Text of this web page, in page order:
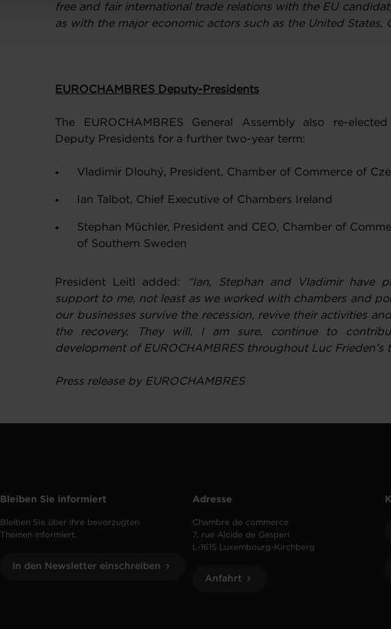
free and fair international trade relations with the EU
as with the major economic actors such as the United States,
EUROCHAMBRES Deputy-Presidents
The EUROCHAMBRES General Assembly also re-
Deputy Presidents for a further two-year term:
Vladimir Dlouhý, President, Chamber of Commerce of
Ian Talbot, Chief Executive of Chambers Ireland
Stephan Müchler, President and CEO, Chamber of
of Southern Sweden
President Leitl added:
“Ian, Stephan and Vladimir have
support to me, not least as we worked with chambers and
our businesses survive the recession, revive their activities
the recovery. They will, I am sure, continue to
development of EUROCHAMBRES throughout Luc Frieden’s
Press release by EUROCHAMBRES
Bleiben Sie informiert
Bleiben Sie über Ihre bevorzugten
Themen informiert.
In den Newsletter einschreiben
Adresse
Chambre de commerce
7, rue Alcide de Gasperi
L-1615 Luxembourg-Kirchberg
Anfahrt